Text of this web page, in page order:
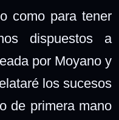
como para tener
dispuestos a
por Moyano y
los sucesos
de primera mano